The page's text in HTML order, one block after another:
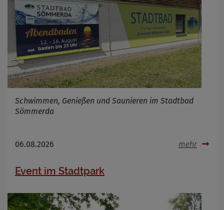
Schwimmen, Genießen und Saunieren im Stadtbad
Sömmerda
06.08.2026 mehr
Event im Stadtpark